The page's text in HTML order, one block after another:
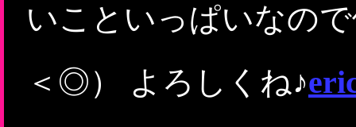
いこといっぱいなの
＜◎） よろしくね♪